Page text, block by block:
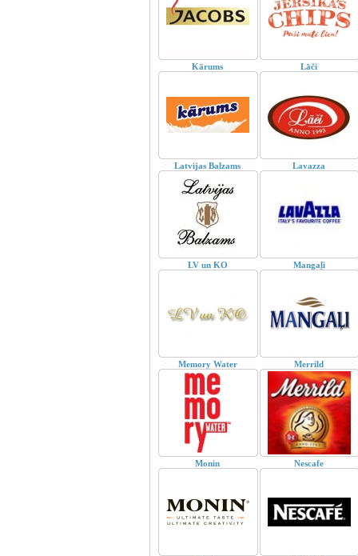
Kārums Lāči
Latvijas Balzams Lavazza
LV un KO Mangaļi
Memory Water Merrild
Monin Nescafe